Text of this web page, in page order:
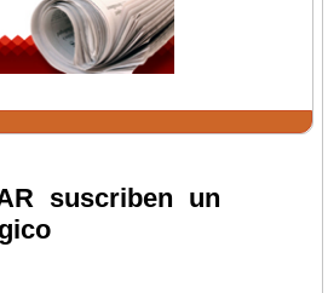
suscriben un